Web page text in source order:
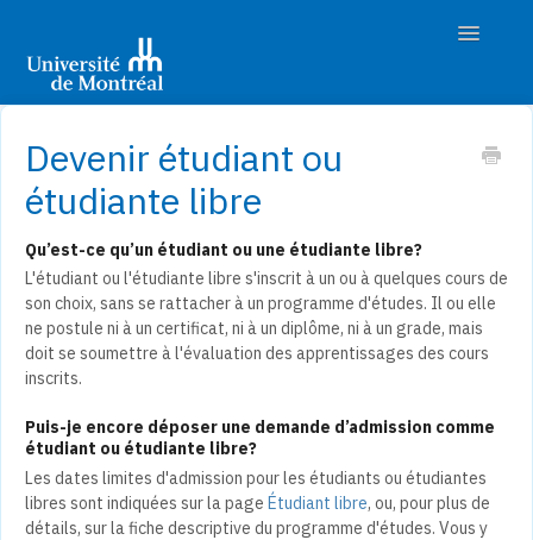
Toggle
Découvrir les études
Préparer son admission
Déposer sa demande
Suivre son dossier
Devenir étudiant ou
étudiante libre
Qu’est-ce qu’un étudiant ou une étudiante libre?
L'étudiant ou l'étudiante libre s'inscrit à un ou à quelques cours de
son choix, sans se rattacher à un programme d'études. Il ou elle
ne postule ni à un certificat, ni à un diplôme, ni à un grade, mais
doit se soumettre à l'évaluation des apprentissages des cours
inscrits.
Puis-je encore déposer une demande d’admission comme
étudiant ou étudiante libre?
Les dates limites d'admission pour les étudiants ou étudiantes
libres sont indiquées sur la page Étudiant libre, ou, pour plus de
détails, sur la fiche descriptive du programme d'études. Vous y